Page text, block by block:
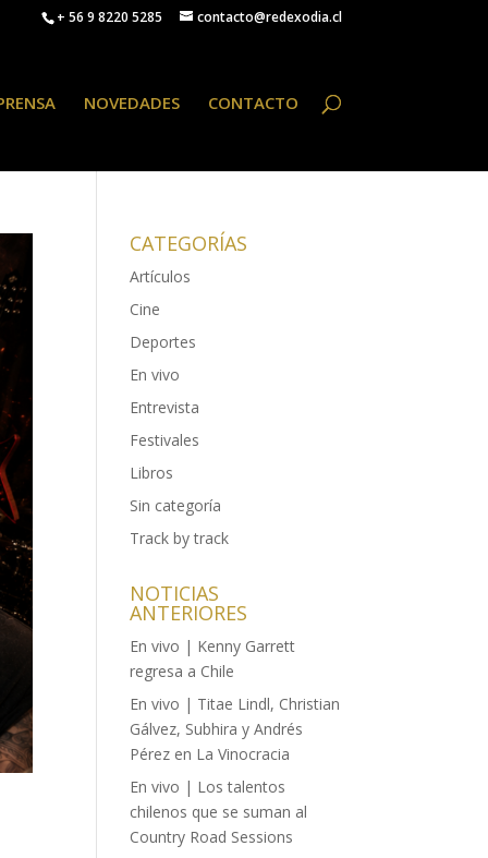
+ 56 9 8220 5285 contacto@redexodia.cl
NOVEDADES CONTACTO
CATEGORÍAS
Artículos
Cine
Deportes
En vivo
Entrevista
Festivales
Libros
Sin categoría
Track by track
NOTICIAS
ANTERIORES
En vivo | Kenny Garrett
regresa a Chile
En vivo | Titae Lindl, Christian
Gálvez, Subhira y Andrés
Pérez en La Vinocracia
En vivo | Los talentos
chilenos que se suman al
Country Road Sessions